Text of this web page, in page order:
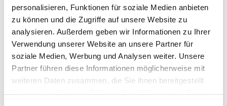
personalisieren, Funktionen für soziale Medien anbieten
zu können und die Zugriffe auf unsere Website zu
analysieren. Außerdem geben wir Informationen zu Ihrer
Verwendung unserer Website an unsere Partner für
soziale Medien, Werbung und Analysen weiter. Unsere
Partner führen diese Informationen möglicherweise mit
weiteren Daten zusammen, die Sie ihnen bereitgestellt